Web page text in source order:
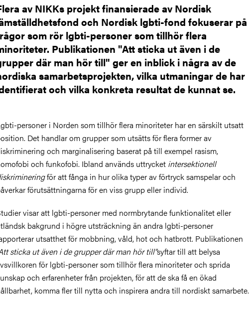
av NIKKs projekt finansierade av Nordisk
och Nordisk lgbti-fond fokuserar på
som rör lgbti-personer som tillhör flera
Publikationen "Att sticka ut även i de
där man hör till" ger en inblick i några av de
samarbetsprojekten, vilka utmaningar de har
och vilka konkreta resultat de kunnat se.
personer i Norden som tillhör flera minoriteter har en särskilt utsatt
Det handlar om grupper som utsätts för flera former av
och marginalisering baserat på till exempel rasism,
och funkofobi. Ibland används uttrycket intersektionell
för att fånga in hur olika typer av förtryck samspelar och
förutsättningarna för en viss grupp eller individ.
visar att lgbti-personer med normbrytande funktionalitet eller
bakgrund i högre utsträckning än andra lgbti-personer
utsatthet för mobbning, våld, hot och hatbrott. Publikationen
sticka ut även i de grupper där man hör till"syftar till att belysa
för lgbti-personer som tillhör flera minoriteter och sprida
och erfarenheter från projekten, för att de ska få en ökad
komma fler till nytta och inspirera andra till nordiskt samarbete.